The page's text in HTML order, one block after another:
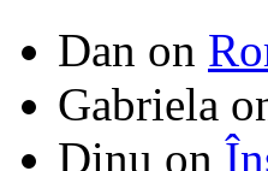
Dan on
Gabriela
Dinu on